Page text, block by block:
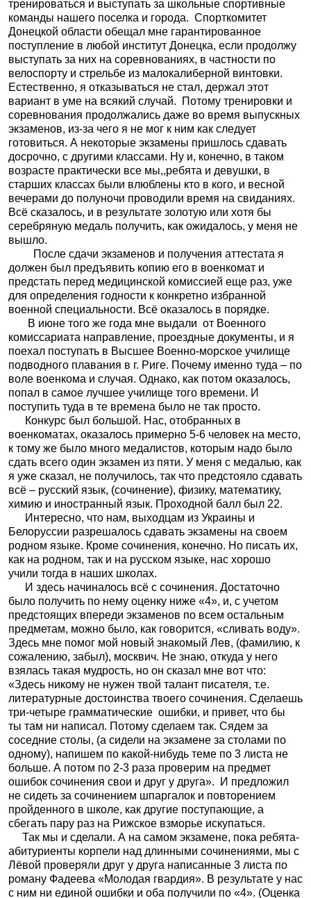
тренироваться и выступать за школьные спортивные
команды нашего поселка и города. Спорткомитет
Донецкой области обещал мне гарантированное
поступление в любой институт Донецка, если продолжу
выступать за них на соревнованиях, в частности по
велоспорту и стрельбе из малокалиберной винтовки.
Естественно, я отказываться не стал, держал этот
вариант в уме на всякий случай.
Потому тренировки и
соревнования продолжались даже во время выпускных
экзаменов, из-за чего я не мог к ним как следует
готовиться. А некоторые экзамены пришлось сдавать
досрочно, с другими классами. Ну и, конечно, в таком
возрасте практически все мы,,ребята и девушки, в
старших классах были влюблены кто в кого, и весной
вечерами до полуночи проводили время на свиданиях.
Всё сказалось, и в результате золотую или хотя бы
серебряную медаль получить, как ожидалось, у меня не
вышло.
После сдачи экзаменов и получения аттестата я
должен был предъявить копию его в военкомат и
предстать перед медицинской комиссией еще раз, уже
для определения годности к конкретно избранной
военной специальности. Всё оказалось в порядке.
В июне того же года мне выдали от Военного
комиссариата направление, проездные документы, и я
поехал поступать в Высшее Военно-морское училище
подводного плавания в г. Риге. Почему именно туда – по
воле военкома и случая. Однако, как потом оказалось,
попал в самое лучшее училище того времени. И
поступить туда в те времена было не так просто.
Конкурс был большой. Нас, отобранных в
военкоматах, оказалось примерно 5-6 человек на место,
к тому же было много медалистов, которым надо было
сдать всего один экзамен из пяти. У меня с медалью, как
я уже сказал, не получилось, так что предстояло сдавать
всё – русский язык, (сочинение), физику, математику,
химию и иностранный язык. Проходной балл был 22.
Интересно, что нам, выходцам из Украины и
Белоруссии разрешалось сдавать экзамены на своем
родном языке. Кроме сочинения, конечно. Но писать их,
как на родном, так и на русском языке, нас хорошо
учили тогда в наших школах.
И здесь начиналось всё с сочинения. Достаточно
было получить по нему оценку ниже «4», и, с учетом
предстоящих впереди экзаменов по всем остальным
предметам, можно было, как говорится, «сливать воду».
Здесь мне помог мой новый знакомый Лев, (фамилию, к
сожалению, забыл), москвич. Не знаю, откуда у него
взялась такая мудрость, но он сказал мне вот что:
«Здесь никому не нужен твой талант писателя, т.е.
литературные достоинства твоего сочинения. Сделаешь
три-четыре грамматические ошибки, и привет, что бы
ты там ни написал. Потому сделаем так. Сядем за
соседние столы, (а сидели на экзамене за столами по
одному), напишем по какой-нибудь теме по 3 листа не
больше. А потом по 2-3 раза проверим на предмет
ошибок сочинения свои и друг у друга».
И предложил
не сидеть за сочинением шпаргалок и повторением
пройденного в школе, как другие поступающие, а
сбегать пару раз на Рижское взморье искупаться.
Так мы и сделали. А на самом экзамене, пока ребята-
абитуриенты корпели над длинными сочинениями, мы с
Лёвой проверяли друг у друга написанные 3 листа по
роману Фадеева «Молодая гвардия». В результате у нас
с ним ни единой ошибки и оба получили по «4». (Оценка